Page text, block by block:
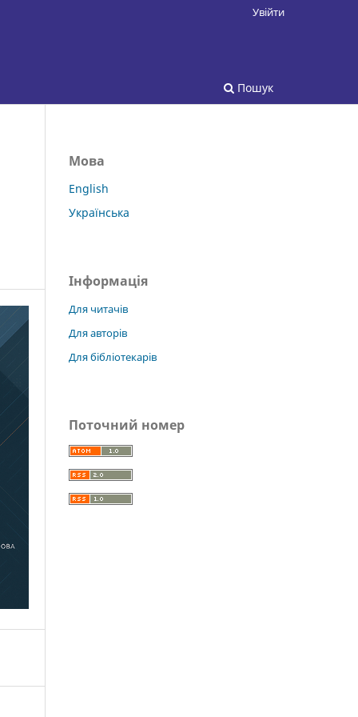
Пошук
Увійти
Мова
English
Українська
Інформація
Для читачів
Для авторів
Для бібліотекарів
Поточний номер